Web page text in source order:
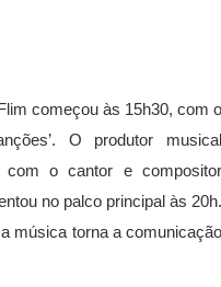
começou às 15h30, com o
O produtor musical
com o cantor e compositor
no palco principal às 20h.
música torna a comunicação